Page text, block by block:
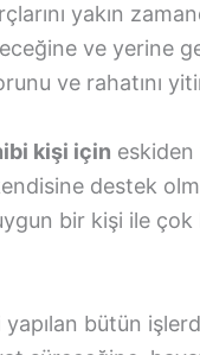
yakın
ve yerine
ve rahatını
kişi için eskiden
destek
bir kişi ile çok
yapılan bütün